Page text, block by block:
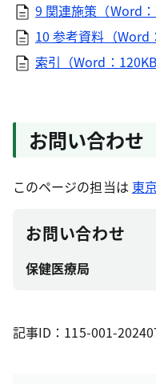
9 関連施策（Word：
10 参考資料（Word
索引（Word：120KB
お問い合わせ
このページの担当は 東
お問い合わせ
保健医療局
記事ID：115-001-